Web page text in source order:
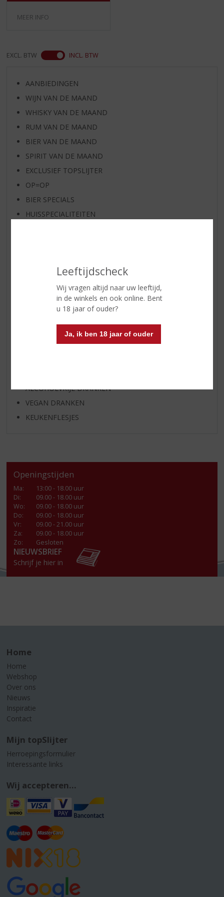
Leeftijdscheck
Wij vragen altijd naar uw leeftijd,
in de winkels en ook online. Bent
u 18 jaar of ouder?
Ja, ik ben 18 jaar of ouder
MEER INFO
EXCL. BTW INCL. BTW
AANBIEDINGEN
WIJN VAN DE MAAND
WHISKY VAN DE MAAND
RUM VAN DE MAAND
BIER VAN DE MAAND
SPIRIT VAN DE MAAND
EXCLUSIEF TOPSLIJTER
OP=OP
BIER SPECIALS
HUISSPECIALITEITEN
APERITIEF
GEDISTILLEERD OVERIG
KANT EN KLAAR
GESCHENKVERPAKKING
ALCOHOLVRIJE DRANKEN
VEGAN DRANKEN
KEUKENFLESJES
Openingstijden
Ma:
13:00 - 18.00 uur
Di:
09.00 - 18.00 uur
Wo:
09.00 - 18.00 uur
Do:
09.00 - 18.00 uur
Vr:
09.00 - 21.00 uur
Za:
09.00 - 18.00 uur
Zo:
Gesloten
NIEUWSBRIEF
Schrijf je hier in
Home
Home
Webshop
Over ons
Nieuws
Inspiratie
Contact
Mijn topSlijter
Herroepingsformulier
Interessante links
Wij accepteren...